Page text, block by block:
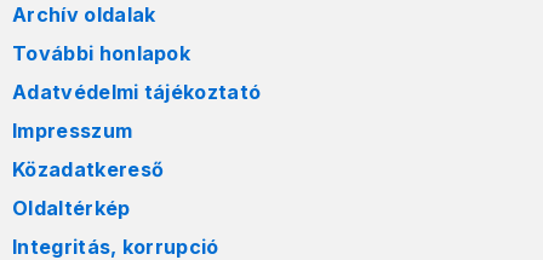
Archív oldalak
További honlapok
Adatvédelmi tájékoztató
Impresszum
Közadatkereső
Oldaltérkép
Integritás, korrupció